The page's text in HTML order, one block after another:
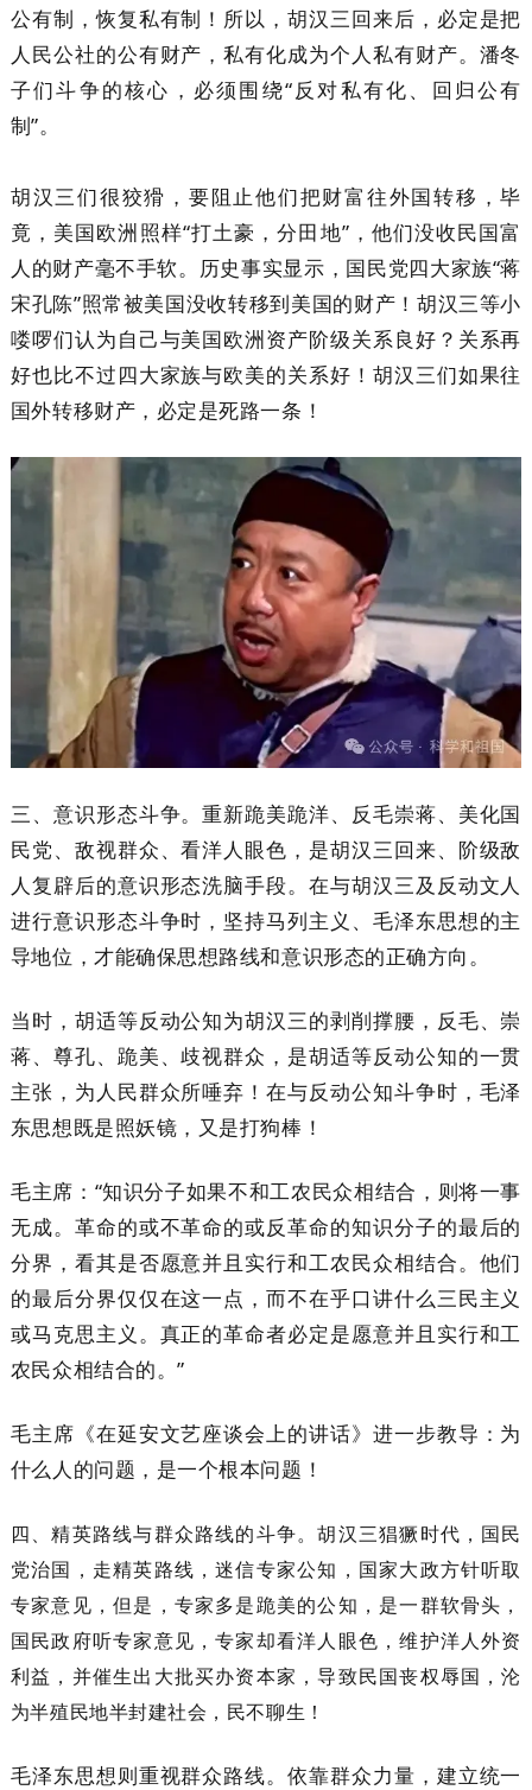
公有制，恢复私有制！所以，胡汉三回来后，必定是把
人民公社的公有财产，私有化成为个人私有财产。潘冬
子们斗争的核心，必须围绕“反对私有化、回归公有
制”。
胡汉三们很狡猾，要阻止他们把财富往外国转移，毕
竟，美国欧洲照样“打土豪，分田地”，他们没收民国富
人的财产毫不手软。历史事实显示，国民党四大家族“蒋
宋孔陈”照常被美国没收转移到美国的财产！胡汉三等小
喽啰们认为自己与美国欧洲资产阶级关系良好？关系再
好也比不过四大家族与欧美的关系好！胡汉三们如果往
国外转移财产，必定是死路一条！
三、意识形态斗争。重新跪美跪洋、反毛崇蒋、美化国
民党、敌视群众、看洋人眼色，是胡汉三回来、阶级敌
人复辟后的意识形态洗脑手段。在与胡汉三及反动文人
进行意识形态斗争时，坚持马列主义、毛泽东思想的主
导地位，才能确保思想路线和意识形态的正确方向。
当时，胡适等反动公知为胡汉三的剥削撑腰，反毛、崇
蒋、尊孔、跪美、歧视群众，是胡适等反动公知的一贯
主张，为人民群众所唾弃！在与反动公知斗争时，毛泽
东思想既是照妖镜，又是打狗棒！
毛主席：“知识分子如果不和工农民众相结合，则将一事
无成。革命的或不革命的或反革命的知识分子的最后的
分界，看其是否愿意并且实行和工农民众相结合。他们
的最后分界仅仅在这一点，而不在乎口讲什么三民主义
或马克思主义。真正的革命者必定是愿意并且实行和工
农民众相结合的。”
毛主席《在延安文艺座谈会上的讲话》进一步教导：为
什么人的问题，是一个根本问题！
四、精英路线与群众路线的斗争。胡汉三猖獗时代，国民
党治国，走精英路线，迷信专家公知，国家大政方针听取
专家意见，但是，专家多是跪美的公知，是一群软骨头，
国民政府听专家意见，专家却看洋人眼色，维护洋人外资
利益，并催生出大批买办资本家，导致民国丧权辱国，沦
为半殖民地半封建社会，民不聊生！
毛泽东思想则重视群众路线。依靠群众力量，建立统一